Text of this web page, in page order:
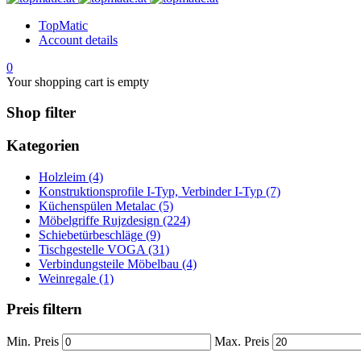
TopMatic
Account details
0
Your shopping cart is empty
Shop filter
Kategorien
Holzleim (4)
Konstruktionsprofile I-Typ, Verbinder I-Typ (7)
Küchenspülen Metalac (5)
Möbelgriffe Rujzdesign (224)
Schiebetürbeschläge (9)
Tischgestelle VOGA (31)
Verbindungsteile Möbelbau (4)
Weinregale (1)
Preis filtern
Min. Preis Max. Preis